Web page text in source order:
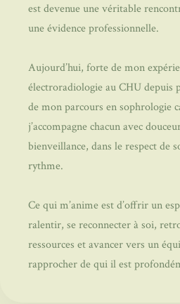
est devenue une véritable
une évidence professionnelle.
Aujourd’hui, forte de mon
électroradiologie au CHU depuis
de mon parcours en sophrologie
j’accompagne chacun avec
bienveillance, dans le respect de
rythme.
Ce qui m’anime est d’offrir un
ralentir, se reconnecter à soi,
ressources et avancer vers un
rapprocher de qui il est